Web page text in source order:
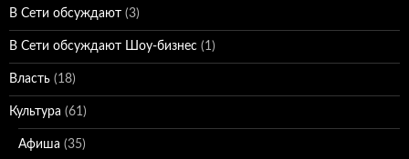
В Сети обсуждают (3)
В Сети обсуждают Шоу-бизнес (1)
Власть (18)
Культура (61)
Афиша (35)